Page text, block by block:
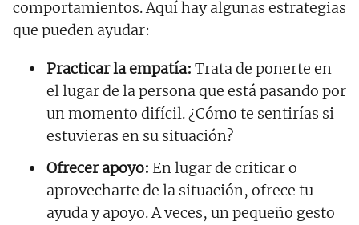
comportamientos. Aquí hay algunas estrategias
que pueden ayudar:
Practicar la empatía: Trata de ponerte en
el lugar de la persona que está pasando por
un momento difícil. ¿Cómo te sentirías si
estuvieras en su situación?
Ofrecer apoyo: En lugar de criticar o
aprovecharte de la situación, ofrece tu
ayuda y apoyo. A veces, un pequeño gesto